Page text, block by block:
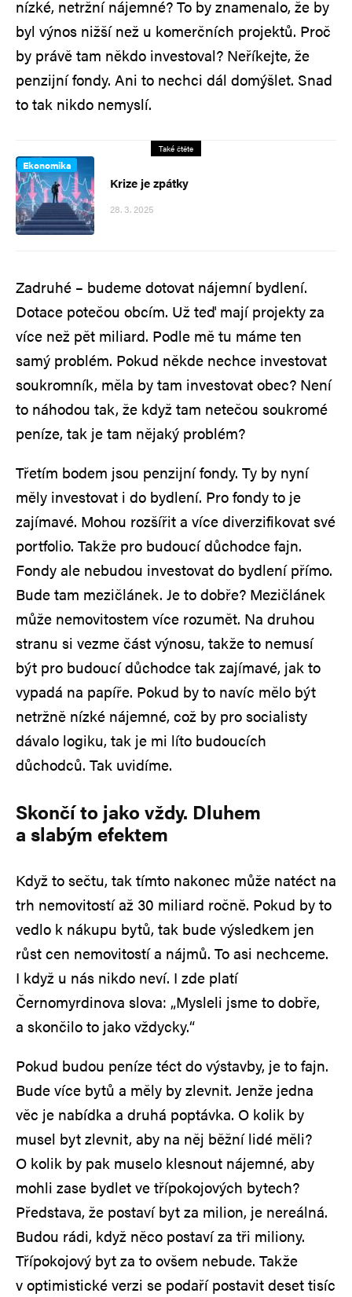
nízké, netržní nájemné? To by znamenalo, že by
byl výnos nižší než u komerčních projektů. Proč
by právě tam někdo investoval? Neříkejte, že
penzijní fondy. Ani to nechci dál domýšlet. Snad
to tak nikdo nemyslí.
Také čtěte
Ekonomika
Krize je zpátky
28. 3. 2025
Zadruhé – budeme dotovat nájemní bydlení.
Dotace potečou obcím. Už teď mají projekty za
více než pět miliard. Podle mě tu máme ten
samý problém. Pokud někde nechce investovat
soukromník, měla by tam investovat obec? Není
to náhodou tak, že když tam netečou soukromé
peníze, tak je tam nějaký problém?
Třetím bodem jsou penzijní fondy. Ty by nyní
měly investovat i do bydlení. Pro fondy to je
zajímavé. Mohou rozšířit a více diverzifikovat své
portfolio. Takže pro budoucí důchodce fajn.
Fondy ale nebudou investovat do bydlení přímo.
Bude tam mezičlánek. Je to dobře? Mezičlánek
může nemovitostem více rozumět. Na druhou
stranu si vezme část výnosu, takže to nemusí
být pro budoucí důchodce tak zajímavé, jak to
vypadá na papíře. Pokud by to navíc mělo být
netržně nízké nájemné, což by pro socialisty
dávalo logiku, tak je mi líto budoucích
důchodců. Tak uvidíme.
Skončí to jako vždy. Dluhem
a slabým efektem
Když to sečtu, tak tímto nakonec může natéct na
trh nemovitostí až 30 miliard ročně. Pokud by to
vedlo k nákupu bytů, tak bude výsledkem jen
růst cen nemovitostí a nájmů. To asi nechceme.
I když u nás nikdo neví. I zde platí
Černomyrdinova slova: „Mysleli jsme to dobře,
a skončilo to jako vždycky.“
Pokud budou peníze téct do výstavby, je to fajn.
Bude více bytů a měly by zlevnit. Jenže jedna
věc je nabídka a druhá poptávka. O kolik by
musel byt zlevnit, aby na něj běžní lidé měli?
O kolik by pak muselo klesnout nájemné, aby
mohli zase bydlet ve třípokojových bytech?
Představa, že postaví byt za milion, je nereálná.
Budou rádi, když něco postaví za tři miliony.
Třípokojový byt za to ovšem nebude. Takže
v optimistické verzi se podaří postavit deset tisíc